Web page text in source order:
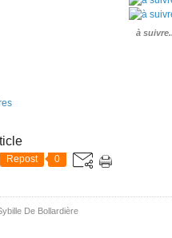
à
Repost 0
De Bollardière